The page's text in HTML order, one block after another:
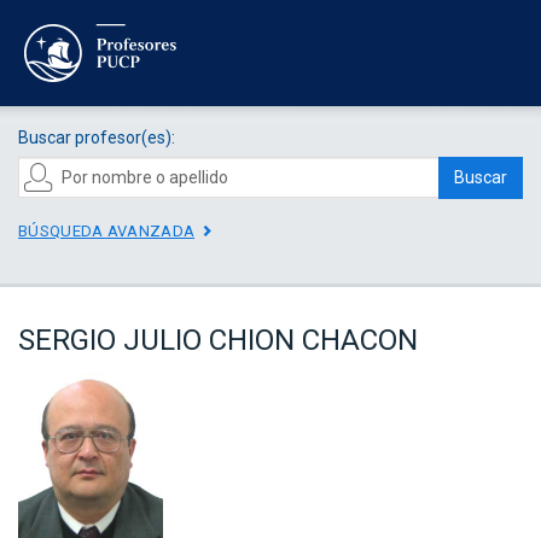
Buscar profesor(es):
Buscar
BÚSQUEDA AVANZADA
SERGIO JULIO CHION CHACON